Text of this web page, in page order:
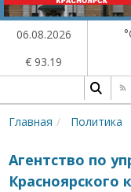
06.08.2026
€ 93.19
Главная Политика
Агентство по
Красноярского